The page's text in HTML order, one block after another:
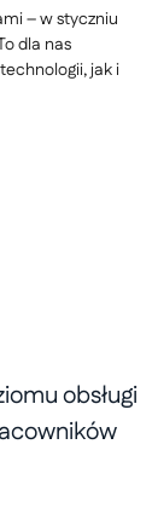
– w styczniu
dla nas
jak i
obsługi